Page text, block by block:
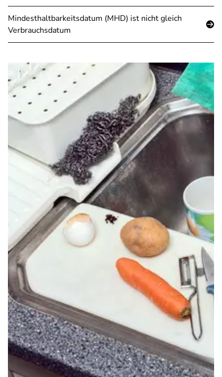
Mindesthaltbarkeitsdatum (MHD) ist nicht gleich
Verbrauchsdatum